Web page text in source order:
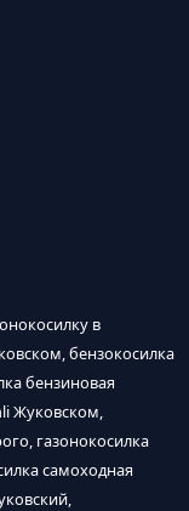
в
бензокосилка
бензиновая
Жуковском,
газонокосилка
самоходная